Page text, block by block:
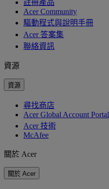
註冊產品
Acer Community
驅動程式與說明手冊
Acer 答案集
聯絡資訊
資源
資源
尋找商店
Acer Global Account Portal
Acer 技術
McAfee
關於 Acer
關於 Acer